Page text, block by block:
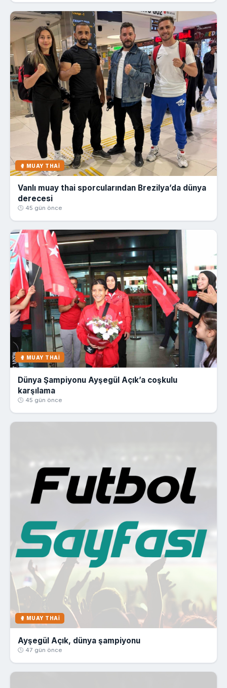
🥊 MUAY THAI
Vanlı muay thai sporcularından Brezilya’da dünya
derecesi
🕒 45 gün önce
🥊 MUAY THAI
Dünya Şampiyonu Ayşegül Açık’a coşkulu
karşılama
🕒 45 gün önce
🥊 MUAY THAI
Ayşegül Açık, dünya şampiyonu
🕒 47 gün önce